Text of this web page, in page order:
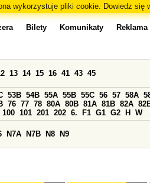
wykorzystuje pliki cookie. Dowiedz się
Bilety Komunikaty Reklama
13 14 15 16 41 43 45
53B 54B 55A 55B 55C 56 57 58A
76 77 78 80A 80B 81A 81B 82A
100 101 201 202 6. F1 G1 G2 H W
N7A N7B N8 N9